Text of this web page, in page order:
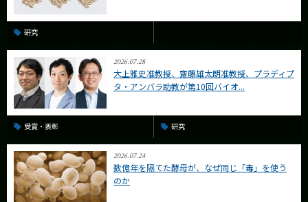
研究
2026.07.28
大上雅史准教授、齋藤雄太朗准教授、プラディプ
タ・アンバラ助教が第10回バイオ...
受賞・表彰 研究
2026.07.24
数億年を隔てた酵母が、なぜ同じ「毒」を使う
のか